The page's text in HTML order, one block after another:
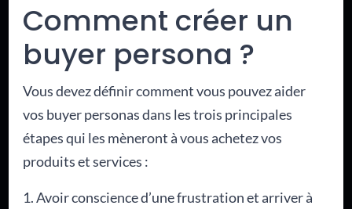
Comment créer un
buyer persona ?
Vous devez définir comment vous pouvez aider
vos buyer personas dans les trois principales
étapes qui les mèneront à vous achetez vos
produits et services :
Avoir conscience d’une frustration et arriver à